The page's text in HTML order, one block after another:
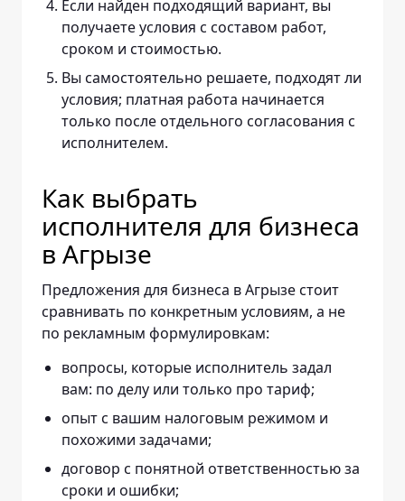
Если найден подходящий вариант, вы
получаете условия с составом работ,
сроком и стоимостью.
Вы самостоятельно решаете, подходят ли
условия; платная работа начинается
только после отдельного согласования с
исполнителем.
Как выбрать
исполнителя для бизнеса
в Агрызе
Предложения для бизнеса в Агрызе стоит
сравнивать по конкретным условиям, а не
по рекламным формулировкам:
вопросы, которые исполнитель задал
вам: по делу или только про тариф;
опыт с вашим налоговым режимом и
похожими задачами;
договор с понятной ответственностью за
сроки и ошибки;